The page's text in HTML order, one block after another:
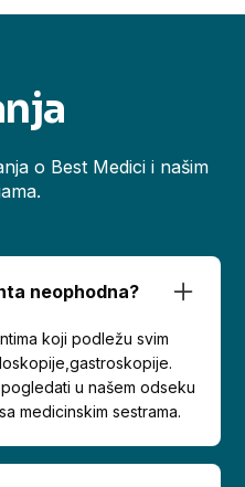
o Best Medici i našim
neophodna?
koji podležu svim
u našem odseku
medicinskim sestrama.